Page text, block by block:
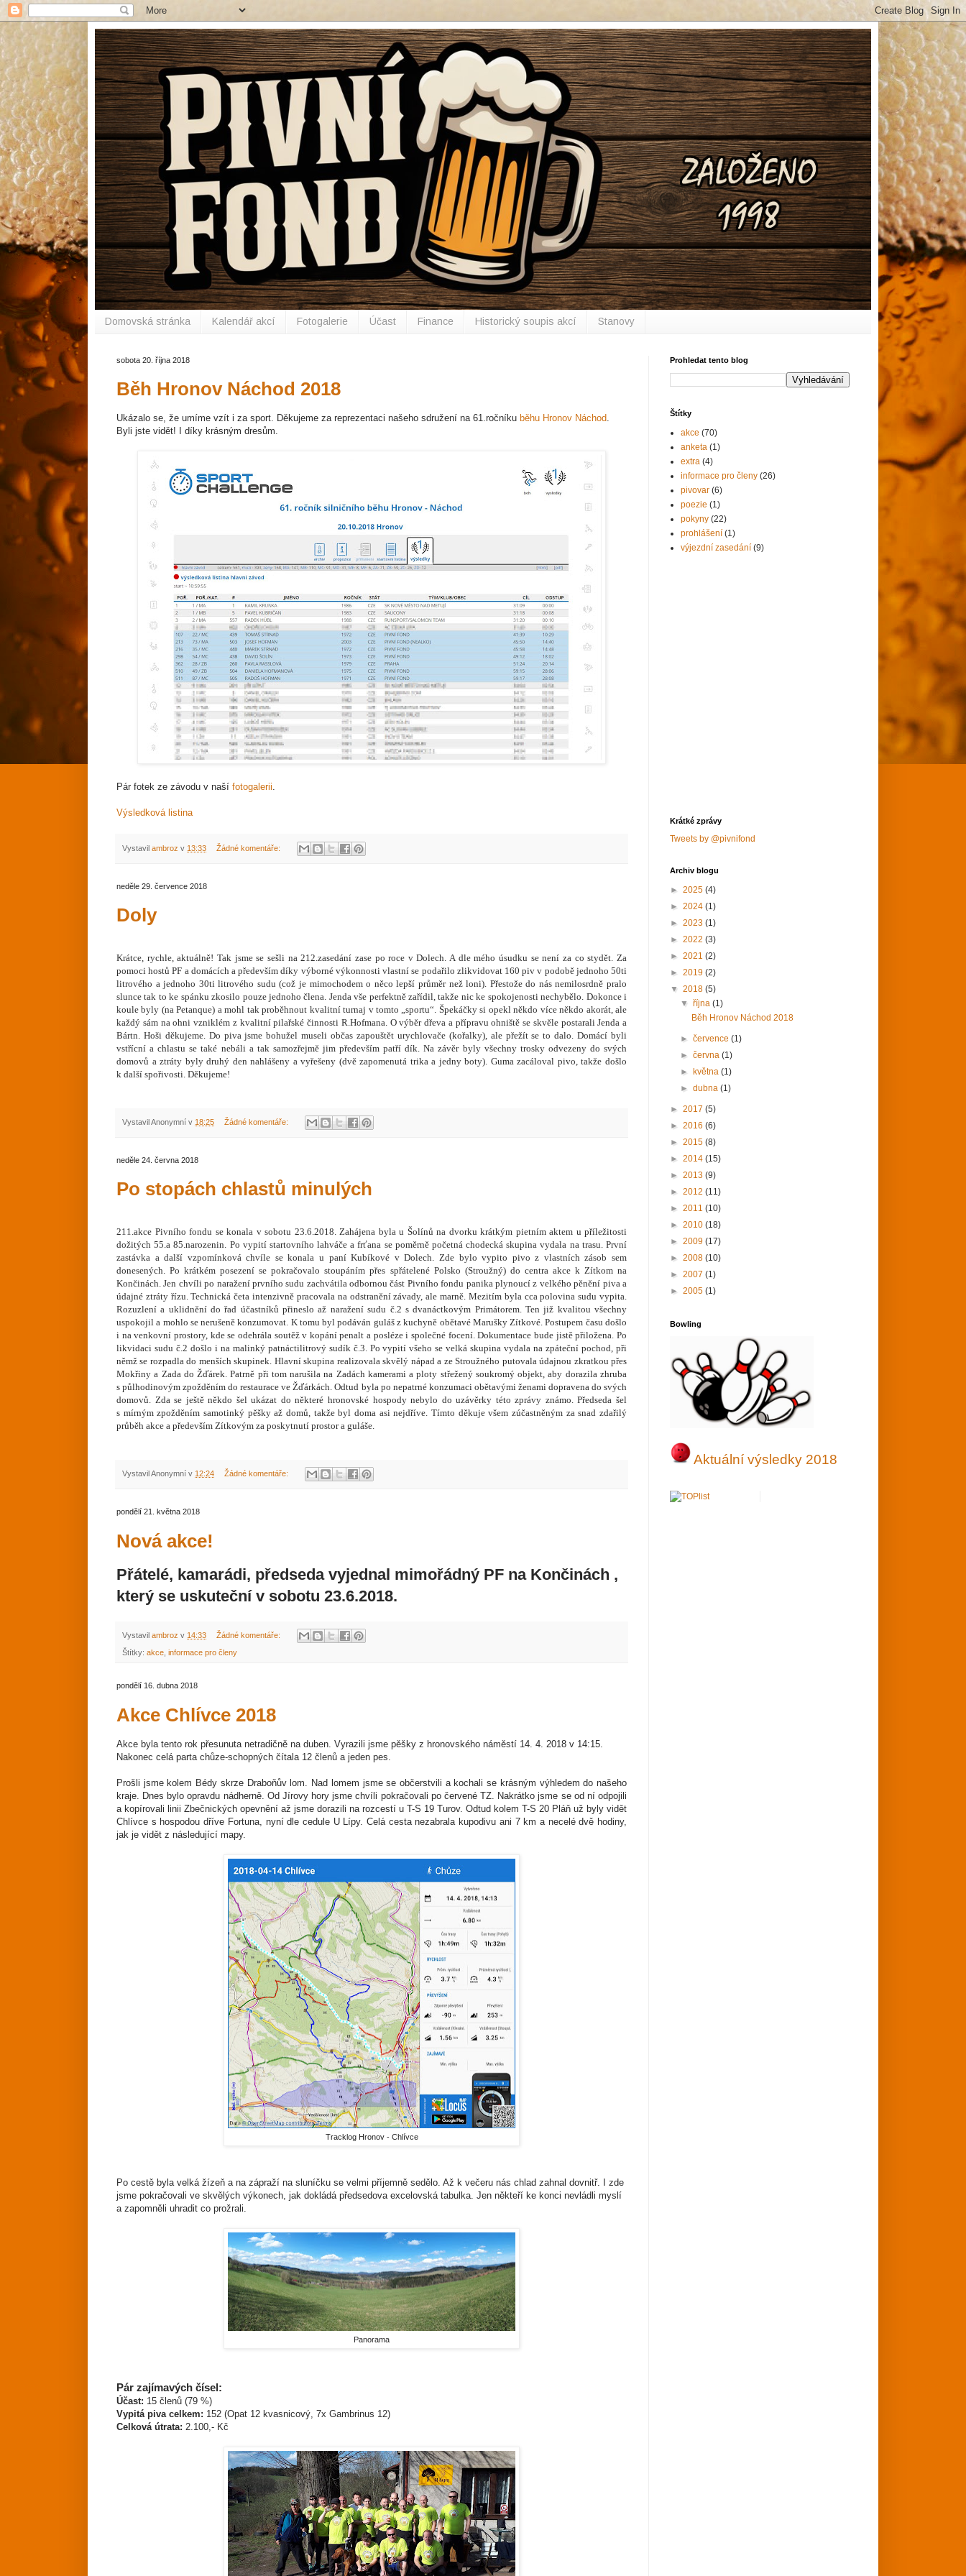
Domovská stránka Kalendář akcí Fotogalerie Účast Finance Historický soupis akcí Stanovy
sobota 20. října 2018
Běh Hronov Náchod 2018
Ukázalo se, že umíme vzít i za sport. Děkujeme za reprezentaci našeho sdružení na 61.ročníku běhu Hronov Náchod.
Byli jste vidět! I díky krásným dresům.
Pár fotek ze závodu v naší fotogalerii.
Výsledková listina
Vystavil ambroz v 13:33 Žádné komentáře:
neděle 29. července 2018
Doly
Krátce, rychle, aktuálně! Tak jsme se sešli na 212.zasedání zase po roce v Dolech. A dle mého úsudku se není za co stydět. Za
pomoci hostů PF a domácích a především díky výborné výkonnosti vlastní se podařilo zlikvidovat 160 piv v podobě jednoho 50ti
litrového a jednoho 30ti litrového sudu (což je mimochodem o něco lepší průměr než loni). Přestože do nás nemilosrdně pralo
slunce tak to ke spánku zkosilo pouze jednoho člena. Jenda vše perfektně zařídil, takže nic ke spokojenosti nechybělo. Dokonce i
koule byly (na Petanque) a mohl tak proběhnout kvalitní turnaj v tomto „sportu“. Špekáčky si opekl někdo více někdo akorát, ale
každý sám na ohni vzniklém z kvalitní pilařské činnosti R.Hofmana. O výběr dřeva a přípravu ohniště se skvěle postarali Jenda a
Bártn. Hoši děkujeme. Do piva jsme bohužel museli občas zapouštět urychlovače (kořalky), ale přežít se to dalo. Domácí byli
vstřícní a chlastu se také nebáli a tak samozřejmě jim především patří dík. Na závěr byly všechny trosky odvezeny do svých
domovů a ztráty byly druhý den nahlášeny a vyřešeny (dvě zapomenutá trika a jedny boty). Guma zacáloval pivo, takže došlo
k další spořivosti. Děkujeme!
VystavilAnonymní v 18:25 Žádné komentáře:
neděle 24. června 2018
Po stopách chlastů minulých
211.akce Pivního fondu se konala v sobotu 23.6.2018. Zahájena byla u Šolínů na dvorku krátkým pietním aktem u příležitosti
dožitých 55.a 85.narozenin. Po vypití startovního lahváče a frťana se poměrně početná chodecká skupina vydala na trasu. První
zastávka a další vzpomínková chvíle se konala u paní Kubíkové v Dolech. Zde bylo vypito pivo z vlastních zásob sem
donesených. Po krátkém posezení se pokračovalo stoupáním přes spřátelené Polsko (Stroužný) do centra akce k Zítkom na
Končinách. Jen chvíli po naražení prvního sudu zachvátila odbornou část Pivního fondu panika plynoucí z velkého pěnění piva a
údajné ztráty řízu. Technická četa intenzivně pracovala na odstranění závady, ale marně. Mezitím byla cca polovina sudu vypita.
Rozuzlení a uklidnění do řad účastníků přineslo až naražení sudu č.2 s dvanáctkovým Primátorem. Ten již kvalitou všechny
uspokojil a mohlo se nerušeně konzumovat. K tomu byl podáván guláš z kuchyně obětavé Marušky Zítkové. Postupem času došlo
i na venkovní prostory, kde se odehrála soutěž v kopání penalt a posléze i společné focení. Dokumentace bude jistě přiložena. Po
likvidaci sudu č.2 došlo i na malinký patnáctilitrový sudík č.3. Po vypití všeho se velká skupina vydala na zpáteční pochod, při
němž se rozpadla do menších skupinek. Hlavní skupina realizovala skvělý nápad a ze Stroužného putovala údajnou zkratkou přes
Mokřiny a Zada do Žďárek. Patrně při tom narušila na Zadách kamerami a ploty střežený soukromý objekt, aby dorazila zhruba
s půlhodinovým zpožděním do restaurace ve Žďárkách. Odtud byla po nepatrné konzumaci obětavými ženami dopravena do svých
domovů. Zda se ještě někdo šel ukázat do některé hronovské hospody nebylo do uzávěrky této zprávy známo. Předseda šel
s mírným zpožděním samotinký pěšky až domů, takže byl doma asi nejdříve. Tímto děkuje všem zúčastněným za snad zdařilý
průběh akce a především Zítkovým za poskytnutí prostor a guláše.
VystavilAnonymní v 12:24 Žádné komentáře:
pondělí 21. května 2018
Nová akce!
Přátelé, kamarádi, předseda vyjednal mimořádný PF na Končinách ,
který se uskuteční v sobotu 23.6.2018.
Vystavil ambroz v 14:33 Žádné komentáře:
Štítky: akce informace pro členy
pondělí 16. dubna 2018
Akce Chlívce 2018
Akce byla tento rok přesunuta netradičně na duben. Vyrazili jsme pěšky z hronovského náměstí 14. 4. 2018 v 14:15.
Nakonec celá parta chůze-schopných čítala 12 členů a jeden pes.
Prošli jsme kolem Bédy skrze Draboňův lom. Nad lomem jsme se občerstvili a kochali se krásným výhledem do našeho
kraje. Dnes bylo opravdu nádherně. Od Jírovy hory jsme chvíli pokračovali po červené TZ. Nakrátko jsme se od ní odpojili
a kopírovali linii Zbečnických opevnění až jsme dorazili na rozcestí u T-S 19 Turov. Odtud kolem T-S 20 Pláň už byly vidět
Chlívce s hospodou dříve Fortuna, nyní dle cedule U Lípy. Celá cesta nezabrala kupodivu ani 7 km a necelé dvě hodiny,
jak je vidět z následující mapy.
Tracklog Hronov - Chlívce
Po cestě byla velká žízeň a na zápraží na sluníčku se velmi příjemně sedělo. Až k večeru nás chlad zahnal dovnitř. I zde
jsme pokračovali ve skvělých výkonech, jak dokládá předsedova excelovská tabulka. Jen někteří ke konci nevládli myslí
a zapomněli uhradit co prožrali.
Panorama
Pár zajímavých čísel:
Účast: 15 členů (79 %)
Vypitá piva celkem: 152 (Opat 12 kvasnicový, 7x Gambrinus 12)
Celková útrata: 2.100,- Kč
Prohledat tento blog
Štítky
akce (70)
anketa (1)
extra (4)
informace pro členy (26)
pivovar (6)
poezie (1)
pokyny (22)
prohlášení (1)
výjezdní zasedání (9)
Krátké zprávy
Tweets by @pivnifond
Archiv blogu
► 2025 (4)
► 2024 (1)
► 2023 (1)
► 2022 (3)
► 2021 (2)
► 2019 (2)
▼ 2018 (5)
▼října(1)
Běh Hronov Náchod 2018
►července(1)
►června(1)
►května(1)
►dubna(1)
► 2017 (5)
► 2016 (6)
► 2015 (8)
► 2014 (15)
► 2013 (9)
► 2012 (11)
► 2011 (10)
► 2010 (18)
► 2009 (17)
► 2008 (10)
► 2007 (1)
► 2005 (1)
Bowling
Aktuální výsledky 2018